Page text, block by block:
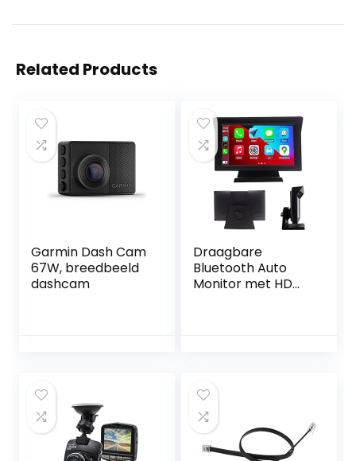
Related Products
Garmin Dash Cam
67W, breedbeeld
dashcam
Draagbare
Bluetooth Auto
Monitor met HD